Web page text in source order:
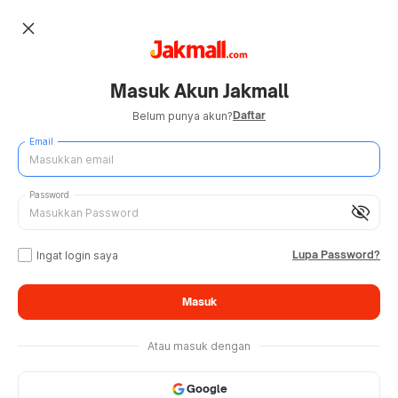
close
Masuk Akun Jakmall
Belum punya akun?Daftar
Email
visibility_off
Password
Ingat login saya Lupa Password?
Masuk
Atau masuk dengan
Google